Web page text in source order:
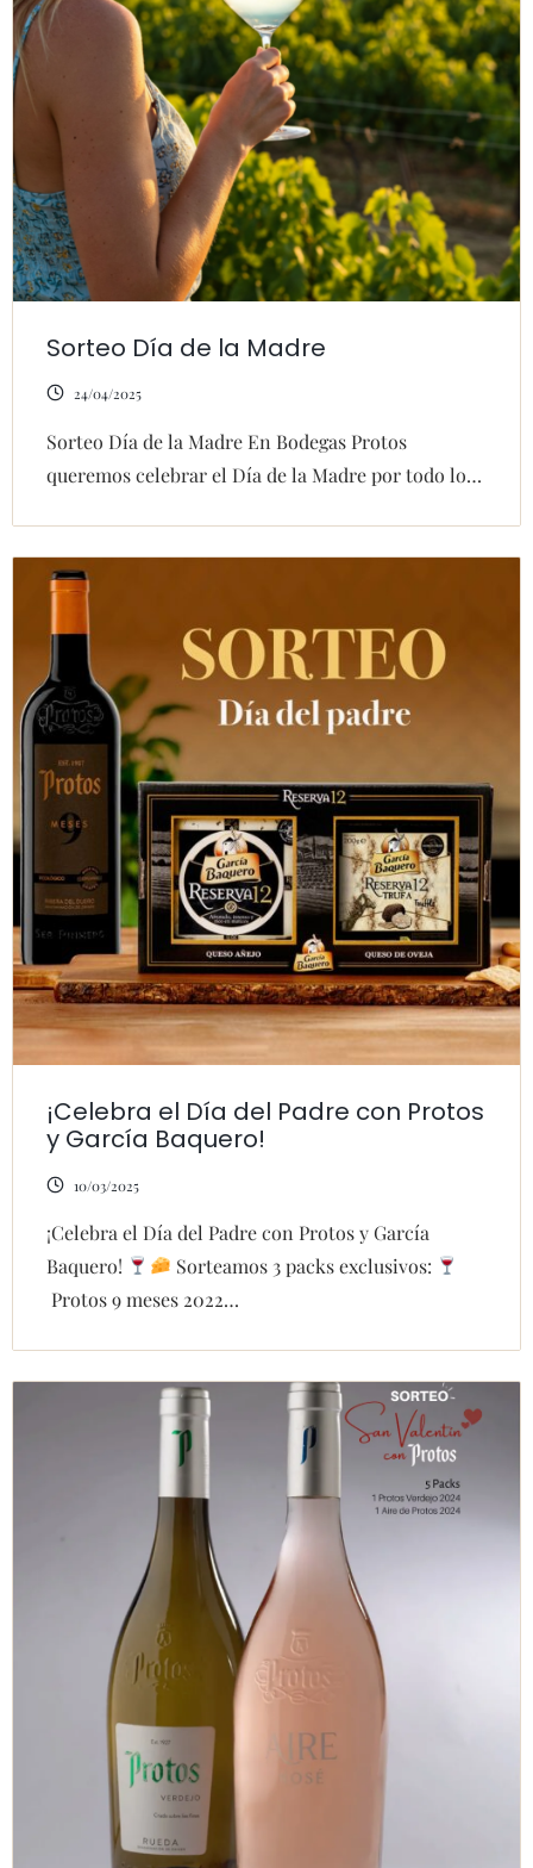
Sorteo Día de la Madre
24/04/2025
Sorteo Día de la Madre En Bodegas Protos
queremos celebrar el Día de la Madre por todo lo…
¡Celebra el Día del Padre con Protos
y García Baquero!
10/03/2025
¡Celebra el Día del Padre con Protos y García
Baquero!
Sorteamos 3 packs exclusivos:
Protos 9 meses 2022…